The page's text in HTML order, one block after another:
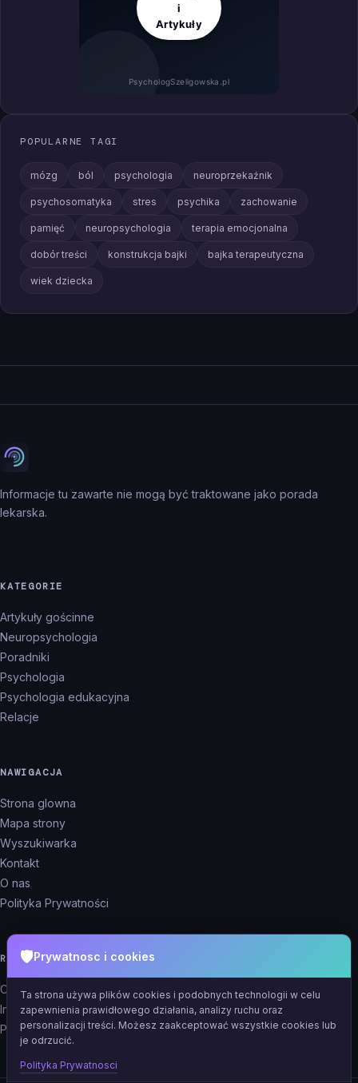
i
Artykuły
PsychologSzeligowska.pl
POPULARNE TAGI
mózg ból psychologia neuroprzekaźnik
psychosomatyka stres psychika zachowanie
pamięć neuropsychologia terapia emocjonalna
dobór treści konstrukcja bajki bajka terapeutyczna
wiek dziecka
Informacje tu zawarte nie mogą być traktowane jako porada
lekarska.
KATEGORIE
Artykuły gościnne
Neuropsychologia
Poradniki
Psychologia
Psychologia edukacyjna
Relacje
NAWIGACJA
Strona glowna
Mapa strony
Wyszukiwarka
Kontakt
O nas
Polityka Prywatności
REKLAMA
Cennik reklam
Informacje
Panel reklamodawcy
🛡️Prywatnosc i cookies
Ta strona używa plików cookies i podobnych technologii w celu
zapewnienia prawidłowego działania, analizy ruchu oraz
personalizacji treści. Możesz zaakceptować wszystkie cookies lub
je odrzucić.
Polityka Prywatnosci